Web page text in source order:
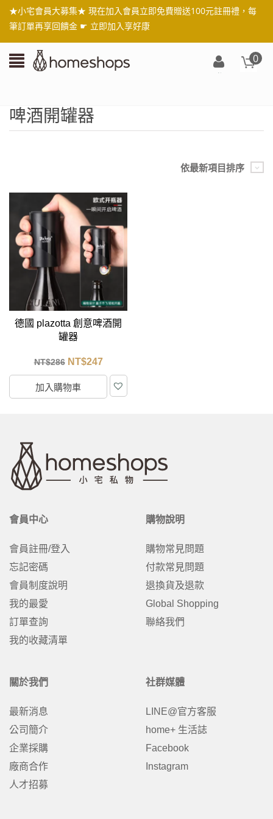
★小宅會員大募集★ 現在加入會員立即免費贈送100元註冊禮，每
筆訂單再享回饋金 ☛ 立即加入享好康
0
啤酒開罐器
依最新項目排序
德國 plazotta 創意啤酒開
罐器
NT$286 NT$247
加入購物車
會員中心
會員註冊/登入
忘記密碼
會員制度說明
我的最愛
訂單查詢
我的收藏清單
購物說明
購物常見問題
付款常見問題
退換貨及退款
Global Shopping
聯絡我們
關於我們
最新消息
公司簡介
企業採購
廠商合作
人才招募
社群媒體
LINE@官方客服
home+ 生活誌
Facebook
Instagram